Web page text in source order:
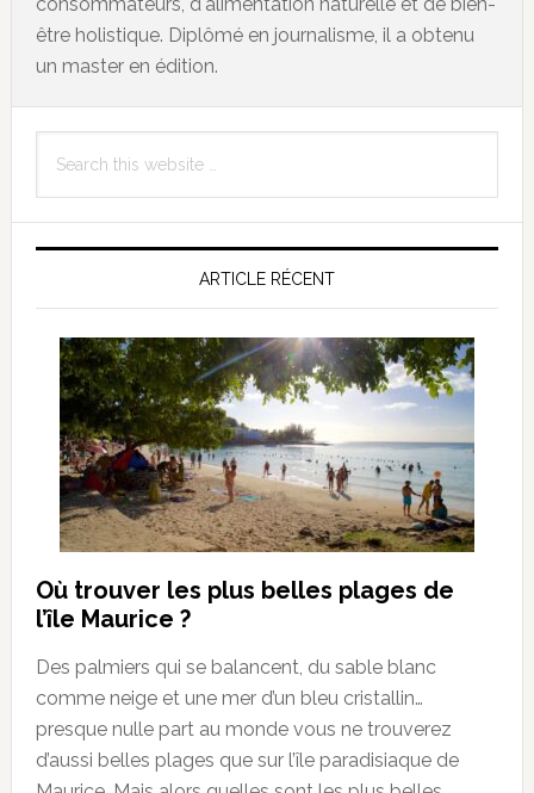
être holistique. Diplômé en journalisme, il a obtenu
un master en édition.
Primary
Sidebar
this
ARTICLE RÉCENT
Où trouver les plus belles plages de
l’île Maurice ?
Des palmiers qui se balancent, du sable blanc
comme neige et une mer d’un bleu cristallin…
presque nulle part au monde vous ne trouverez
d’aussi belles plages que sur l’île paradisiaque de